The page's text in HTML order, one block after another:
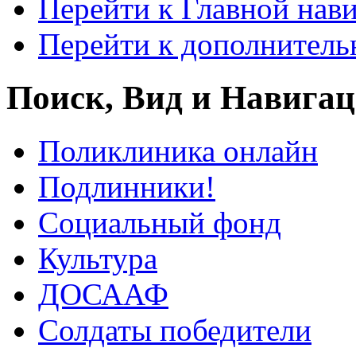
Перейти к Главной
Перейти к
Поиск, Вид и
Поликлиника онлайн
Подлинники!
Социальный фонд
Культура
ДОСААФ
Солдаты победители